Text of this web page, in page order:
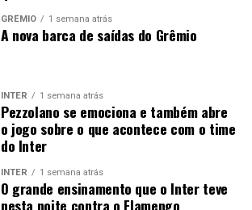
GRÊMIO 1 semana atrás
A nova barca de saídas do Grêmio
INTER 1 semana atrás
Pezzolano se emociona e também abre
o jogo sobre o que acontece com o time
do Inter
INTER 1 semana atrás
O grande ensinamento que o Inter teve
nesta noite contra o Flamengo